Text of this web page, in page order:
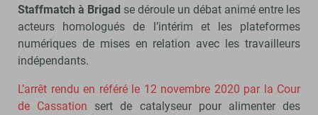
Staffmatch à Brigad se déroule un débat animé entre les
acteurs homologués de l’intérim et les plateformes
numériques de mises en relation avec les travailleurs
indépendants.
L’arrêt rendu en référé le 12 novembre 2020 par la Cour
de Cassation sert de catalyseur pour alimenter des